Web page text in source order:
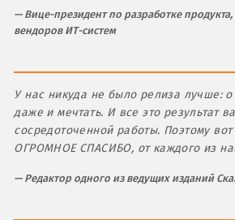
Вице-президент по разработке
вендоров ИТ-систем
У нас никуда не было релиза лучше:
даже и мечтать. И все это результат
сосредоточенной работы. Поэтому
ОГРОМНОЕ СПАСИБО, от каждого из
Редактор одного из ведущих изданий